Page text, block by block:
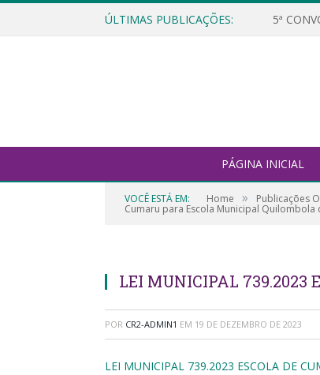
ÚLTIMAS PUBLICAÇÕES: 5ª
PÁGINA INICIAL
VOCÊ ESTÁ EM: Home » Publicações
Cumaru para Escola Municipal Quilombola
LEI MUNICIPAL 739.2023
POR CR2-ADMIN1 EM 19 DE DEZEMBRO DE 2023
LEI MUNICIPAL 739.2023 ESCOLA DE